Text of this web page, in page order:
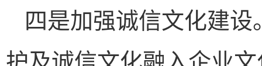
四是加强诚信文化建